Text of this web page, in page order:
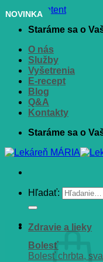
Skip to content
Staráme sa o
O nás
Služby
Vyšetrenia
E-recept
Blog
Q&A
Kontakty
Staráme sa o
Hľadať:
Zdravie a lieky
Bolesť
Bolesť chrbta,
NOVINKA